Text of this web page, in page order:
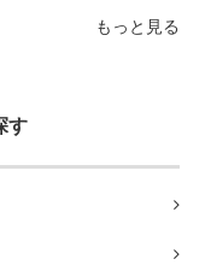
もっと見る
す